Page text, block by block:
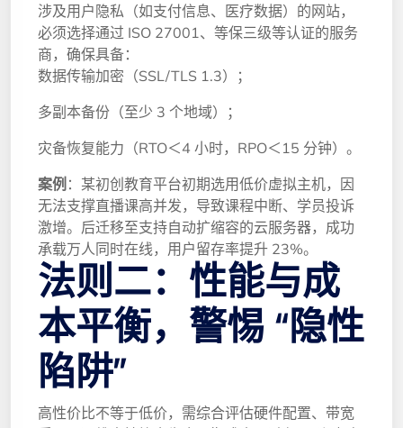
涉及用户隐私（如支付信息、医疗数据）的网站，
必须选择通过 ISO 27001、等保三级等认证的服务
商，确保具备：
数据传输加密（SSL/TLS 1.3）；
多副本备份（至少 3 个地域）；
灾备恢复能力（RTO＜4 小时，RPO＜15 分钟）。
案例 ：某初创教育平台初期选用低价虚拟主机，因
无法支撑直播课高并发，导致课程中断、学员投诉
激增。后迁移至支持自动扩缩容的云服务器，成功
承载万人同时在线，用户留存率提升 23%。
法则二：性能与成
本平衡，警惕 “隐性
陷阱”
高性价比不等于低价，需综合评估硬件配置、带宽